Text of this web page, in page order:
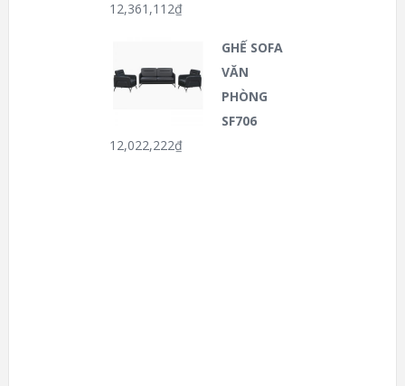
12,361,112₫
GHẾ SOFA
VĂN
PHÒNG
SF706
12,022,222₫